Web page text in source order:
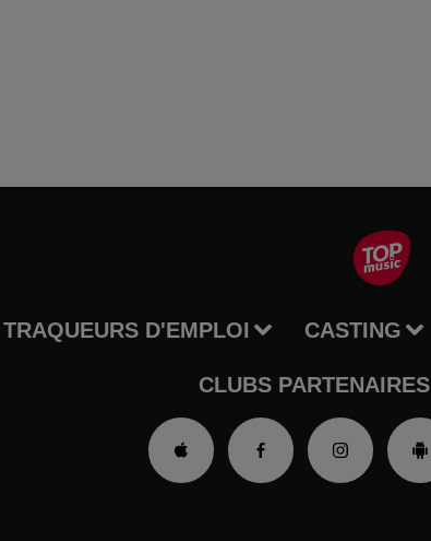
TRAQUEURS D'EMPLOI CASTING
CLUBS PARTENAIRES